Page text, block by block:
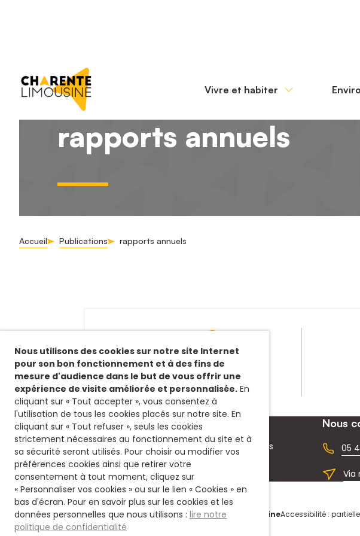
Vivre et habiter
rapports annuels
Accueil Publications rapports annuels
Siège
8 rue fontaines des jardins
16500 Confolens
Nous
05
Via
© 2026 - Charente LimousineAccessibilité :
Nous utilisons des cookies sur notre site Internet
pour son bon fonctionnement et à des fins de
mesure d'audience dans le but de vous offrir une
expérience de visite améliorée et personnalisée. En
cliquant sur « Tout accepter », vous consentez à
l'utilisation de tous les cookies placés sur notre site. En
cliquant sur « Tout refuser », seuls les cookies
strictement nécessaires au fonctionnement du site et à
sa sécurité seront utilisés. Pour choisir ou modifier vos
préférences cookies ainsi que retirer votre
consentement à tout moment, cliquez sur
« Personnaliser vos cookies » ou sur le lien « Cookies » en
bas d'écran. Pour en savoir plus sur les cookies et les
données personnelles que nous utilisons : lire notre
politique de confidentialité